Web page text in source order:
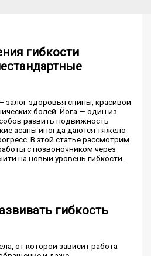
гибкости
залог здоровья спины, красивой
болей. Йога — один из
развить подвижность
асаны иногда даются тяжело
В этой статье рассмотрим
с позвоночником через
на новый уровень гибкости.
гибкость
от которой зависит работа